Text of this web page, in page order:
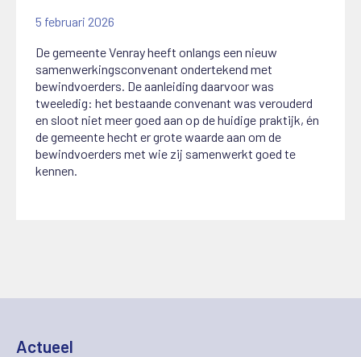
5 februari 2026
De gemeente Venray heeft onlangs een nieuw
samenwerkingsconvenant ondertekend met
bewindvoerders. De aanleiding daarvoor was
tweeledig: het bestaande convenant was verouderd
en sloot niet meer goed aan op de huidige praktijk, én
de gemeente hecht er grote waarde aan om de
bewindvoerders met wie zij samenwerkt goed te
kennen.
Actueel